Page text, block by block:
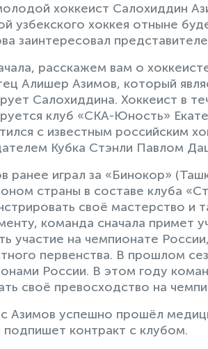
хоккеист Салохиддин
узбекского хоккея отныне
заинтересовал
расскажем вам о
Алишер Азимов, который
Салохиддина. Хоккеист в
клуб «СКА-Юность»
с известным российским
Кубка Стэнли Павлом
ранее играл за «Бинокор»
страны в составе клуба
своё мастерство и
команда сначала примет
участие на чемпионате
первенства. В прошлом
России. В этом году
своё превосходство на
Азимов успешно прошёл
подпишет контракт с клубом.